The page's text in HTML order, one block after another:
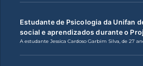
Estudante de Psicologia da Unifan
social e aprendizados durante o
A estudante Jessica Cardoso Garbim Silva, de 27